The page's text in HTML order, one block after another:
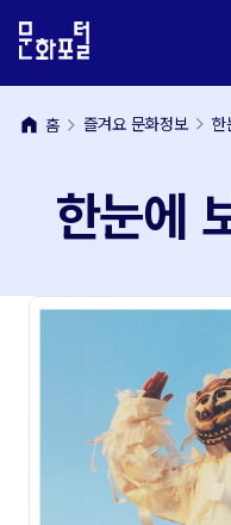
문
내
용
메
뉴
바
home 홈 즐겨요 문화정보 한
한눈에